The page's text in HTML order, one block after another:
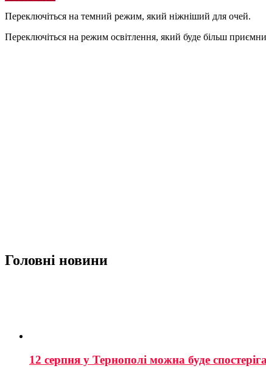
Переключіться на темний режим, який ніжніший для очей.
Переключіться на режим освітлення, який буде більш
Головні новини
12 серпня у Тернополі можна буде